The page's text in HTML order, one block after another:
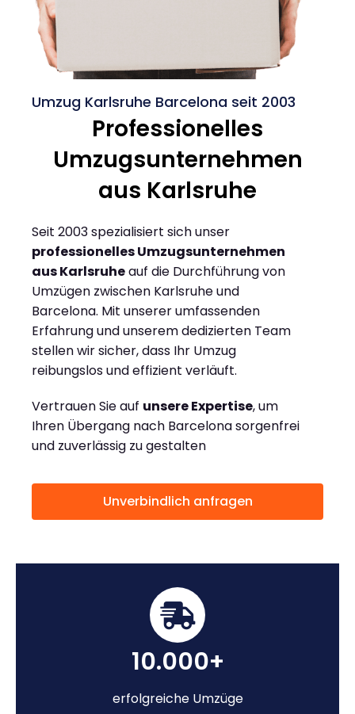
Umzug Karlsruhe Barcelona seit 2003
Professionelles
Umzugsunternehmen
aus Karlsruhe
Seit 2003 spezialisiert sich unser
professionelles Umzugsunternehmen
aus Karlsruheauf die Durchführung von
Umzügen zwischen Karlsruhe und
Barcelona. Mit unserer umfassenden
Erfahrung und unserem dedizierten Team
stellen wir sicher, dass Ihr Umzug
reibungslos und effizient verläuft.
Vertrauen Sie auf unsere Expertise, um
Ihren Übergang nach Barcelona sorgenfrei
und zuverlässig zu gestalten
Unverbindlich anfragen
10.000+
erfolgreiche Umzüge